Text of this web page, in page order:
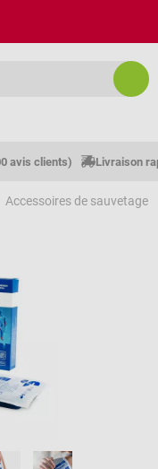
avis clients) Livraison
Accessoires de sauvetage